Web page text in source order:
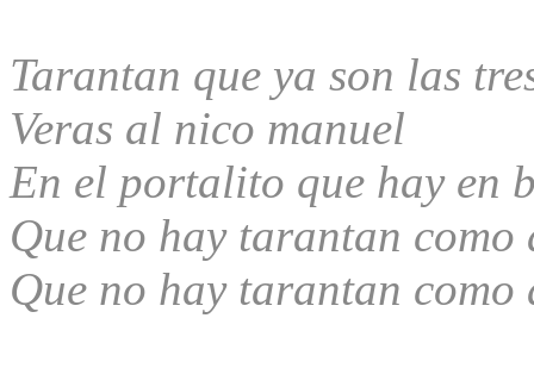
Tarantan que ya son las
Veras al niсo manuel
En el portalito que hay en
Que no hay tarantan
Que no hay tarantan